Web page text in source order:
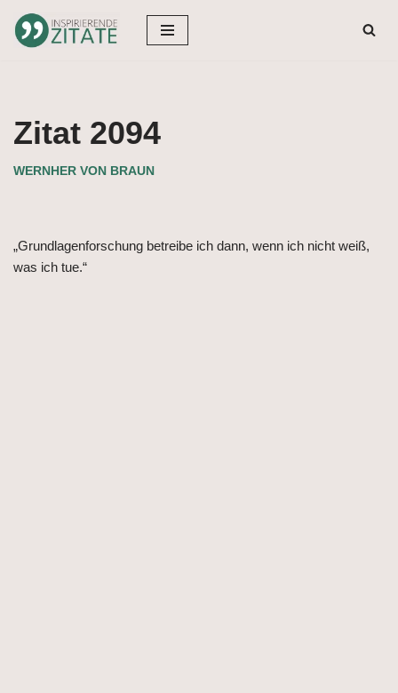
Zum
Zitat 2094
WERNHER VON BRAUN
„Grundlagenforschung betreibe ich dann, wenn ich nicht weiß,
was ich tue.“